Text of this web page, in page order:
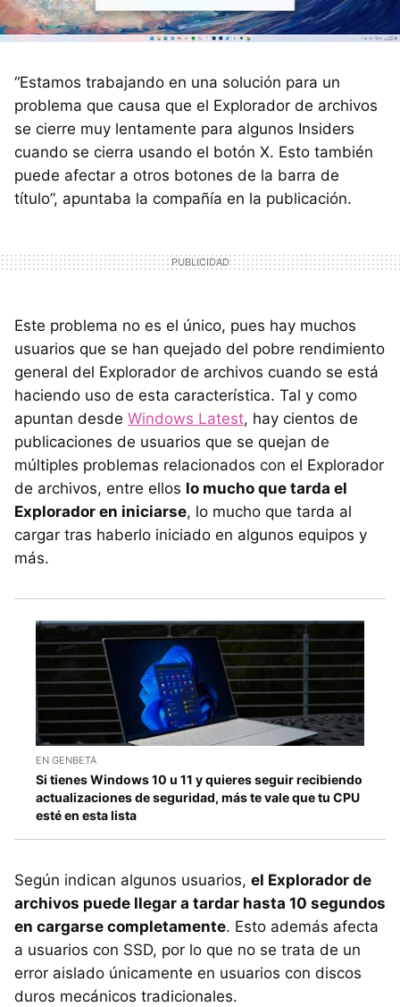
“Estamos trabajando en una solución para un
problema que causa que el Explorador de archivos
se cierre muy lentamente para algunos Insiders
cuando se cierra usando el botón X. Esto también
puede afectar a otros botones de la barra de
título”, apuntaba la compañía en la publicación.
Este problema no es el único, pues hay muchos
usuarios que se han quejado del pobre rendimiento
general del Explorador de archivos cuando se está
haciendo uso de esta característica. Tal y como
apuntan desde Windows Latest, hay cientos de
publicaciones de usuarios que se quejan de
múltiples problemas relacionados con el Explorador
de archivos, entre ellos lo mucho que tarda el
Explorador en iniciarse, lo mucho que tarda al
cargar tras haberlo iniciado en algunos equipos y
más.
EN GENBETA
Si tienes Windows 10 u 11 y quieres seguir recibiendo
actualizaciones de seguridad, más te vale que tu CPU
esté en esta lista
Según indican algunos usuarios, el Explorador de
archivos puede llegar a tardar hasta 10 segundos
en cargarse completamente. Esto además afecta
a usuarios con SSD, por lo que no se trata de un
error aislado únicamente en usuarios con discos
duros mecánicos tradicionales.